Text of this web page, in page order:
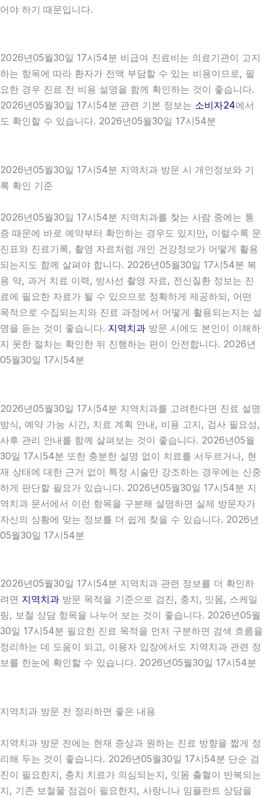
어야 하기 때문입니다.
2026년05월30일 17시54분 비급여 진료비는 의료기관이 고지
하는 항목에 따라 환자가 전액 부담할 수 있는 비용이므로, 필
요한 경우 진료 전 비용 설명을 함께 확인하는 것이 좋습니다.
2026년05월30일 17시54분 관련 기본 정보는 소비자24에서
도 확인할 수 있습니다. 2026년05월30일 17시54분
2026년05월30일 17시54분 지역치과 방문 시 개인정보와 기
록 확인 기준
2026년05월30일 17시54분 지역치과를 찾는 사람 중에는 통
증 때문에 바로 예약부터 확인하는 경우도 있지만, 이럴수록 문
진표와 진료기록, 촬영 자료처럼 개인 건강정보가 어떻게 활용
되는지도 함께 살펴야 합니다. 2026년05월30일 17시54분 복
용 약, 과거 치료 이력, 방사선 촬영 자료, 전신질환 정보는 진
료에 필요한 자료가 될 수 있으므로 정확하게 제공하되, 어떤
목적으로 수집되는지와 진료 과정에서 어떻게 활용되는지는 설
명을 듣는 것이 좋습니다. 지역치과 방문 시에도 본인이 이해하
지 못한 절차는 확인한 뒤 진행하는 편이 안전합니다. 2026년
05월30일 17시54분
2026년05월30일 17시54분 지역치과를 고려한다면 진료 설명
방식, 예약 가능 시간, 치료 계획 안내, 비용 고지, 검사 필요성,
사후 관리 안내를 함께 살펴보는 것이 좋습니다. 2026년05월
30일 17시54분 또한 충분한 설명 없이 치료를 서두르거나, 현
재 상태에 대한 근거 없이 특정 시술만 강조하는 경우에는 신중
하게 판단할 필요가 있습니다. 2026년05월30일 17시54분 지
역치과 문서에서 이런 항목을 구분해 설명하면 실제 방문자가
자신의 상황에 맞는 정보를 더 쉽게 찾을 수 있습니다. 2026년
05월30일 17시54분
2026년05월30일 17시54분 지역치과 관련 정보를 더 확인하
려면 지역치과 방문 목적을 기준으로 검진, 충치, 잇몸, 스케일
링, 보철 상담 항목을 나누어 보는 것이 좋습니다. 2026년05월
30일 17시54분 필요한 진료 목적을 먼저 구분하면 검색 흐름을
정리하는 데 도움이 되고, 이용자 입장에서도 지역치과 관련 정
보를 한눈에 확인할 수 있습니다. 2026년05월30일 17시54분
지역치과 방문 전 정리하면 좋은 내용
지역치과 방문 전에는 현재 증상과 원하는 진료 방향을 짧게 정
리해 두는 것이 좋습니다. 2026년05월30일 17시54분 단순 검
진이 필요한지, 충치 치료가 의심되는지, 잇몸 출혈이 반복되는
지, 기존 보철물 점검이 필요한지, 사랑니나 임플란트 상담을